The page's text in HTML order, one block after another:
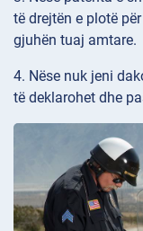
të drejtën e plotë
gjuhën tuaj amtare.
4. Nëse nuk jeni
të deklarohet dhe